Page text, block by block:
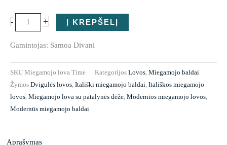
- + Į KREPŠELĮ
Gamintojas: Samoa Divani
SKU Miegamojo lova Time Kategorijos Lovos Miegamojo baldai
Žymos Dvigulės lovos Itališki miegamojo baldai Itališkos miegamojo
lovos Miegamojo lova su patalynės dėže Modernios miegamojo lovos
Modernūs miegamojo baldai
Aprašymas